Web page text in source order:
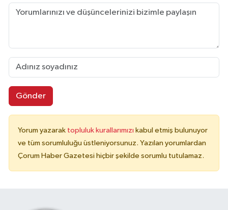
Gönder
Yorum yazarak topluluk kurallarımızı kabul etmiş bulunuyor
ve tüm sorumluluğu üstleniyorsunuz. Yazılan yorumlardan
Çorum Haber Gazetesi hiçbir şekilde sorumlu tutulamaz.